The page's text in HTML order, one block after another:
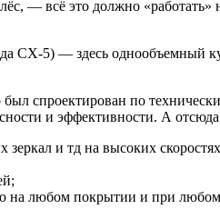
— всё это должно
CX-5) — здесь однообъемный
спроектирован по
и эффективности. А
и тд на высоких
на любом покрытии и при